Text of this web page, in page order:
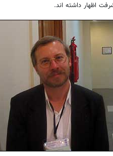
اظهار داشته اند.
مرداد ۱۴۰۵